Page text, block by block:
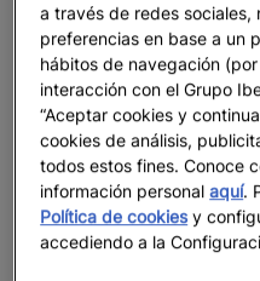
Miami: el
citas... y de
HASTA 35%
Iberostar
HASTA 45%
a través de redes sociales,
preferencias en base a un
hábitos de navegación
interacción con el Grupo
“Aceptar cookies y
cookies de análisis,
todos estos fines. Conoce
información personalaquí.
Política de cookiesy
accediendo a la